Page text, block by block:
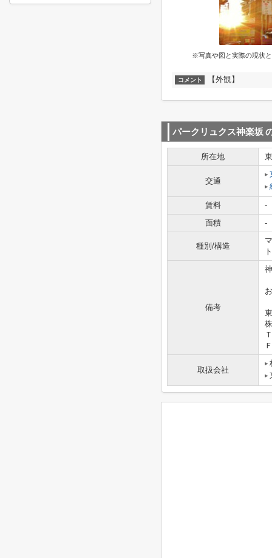
※写真や図と実際の現状
コメント 【外観】
パークリュクス神楽坂
所在地
交通
賃料
-
面積
-
種別/構造
ト
備考
取扱会社